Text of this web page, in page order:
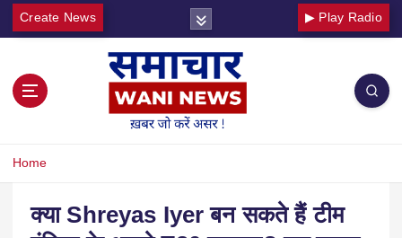
Create News ▶ Play Radio
Home
क्या Shreyas Iyer बन सकते हैं टीम